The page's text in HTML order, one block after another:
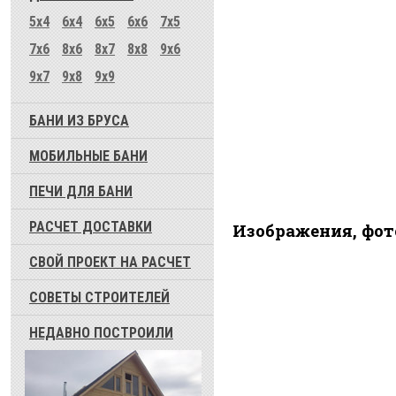
5x4
6x4 6x5 6x6
7x5
7x6
8x6 8x7 8x8
9x6
9x7
9x8 9x9
БАНИ ИЗ БРУСА
МОБИЛЬНЫЕ БАНИ
ПЕЧИ ДЛЯ БАНИ
РАСЧЕТ ДОСТАВКИ
СВОЙ ПРОЕКТ НА РАСЧЕТ
СОВЕТЫ СТРОИТЕЛЕЙ
НЕДАВНО ПОСТРОИЛИ
Изображения,